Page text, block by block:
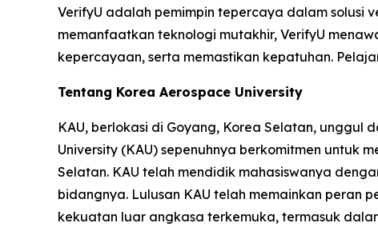
VerifyU adalah pemimpin tepercaya dalam solusi
memanfaatkan teknologi mutakhir, VerifyU
kepercayaan, serta memastikan kepatuhan.
Tentang Korea Aerospace University
KAU, berlokasi di Goyang, Korea Selatan,
University (KAU) sepenuhnya berkomitmen untuk
Selatan. KAU telah mendidik mahasiswanya
bidangnya. Lulusan KAU telah memainkan peran
kekuatan luar angkasa terkemuka, termasuk